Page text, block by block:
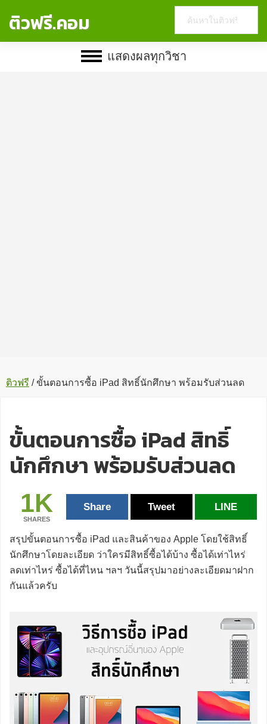
ติวฟรี.คอม
website
แสดงผลทุกวิชา
ติวฟรี /ขั้นตอนการซื้อ iPad สิทธิ์นักศึกษา พร้อมรับส่วนลด
ขั้นตอนการซื้อ iPad สิทธิ์
นักศึกษา พร้อมรับส่วนลด
1K
SHARES
Share Tweet LINE
สรุปขั้นตอนการซื้อ iPad และสินค้าของ Apple โดยใช้สิทธิ์
นักศึกษาโดยละเอียด ว่าใครมีสิทธิ์ซื้อได้บ้าง ซื้อได้เท่าไหร่
ลดเท่าไหร่ ซื้อได้ที่ไหน ฯลฯ วันนี้สรุปมาอย่างละเอียดมาฝาก
กันแล้วครับ